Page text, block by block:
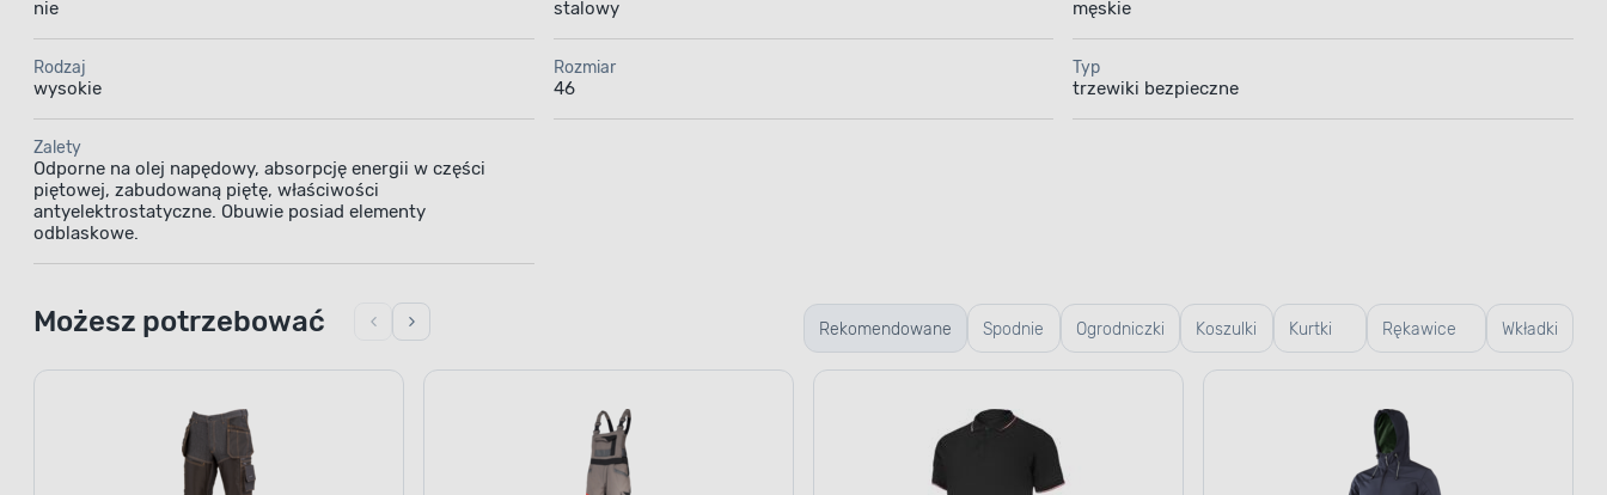
nie stalowy męskie
Rodzaj
wysokie
Rozmiar
46
Typ
trzewiki bezpieczne
Zalety
Odporne na olej napędowy, absorpcję energii w części
piętowej, zabudowaną piętę, właściwości
antyelektrostatyczne. Obuwie posiad elementy
odblaskowe.
Rekomendowane Spodnie Ogrodniczki Koszulki
robocze
Kurtki Rękawice
ogrodowe
Wkładki
Możesz potrzebować